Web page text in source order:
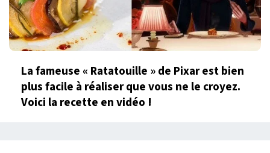
La fameuse « Ratatouille » de Pixar est bien
plus facile à réaliser que vous ne le croyez.
Voici la recette en vidéo !